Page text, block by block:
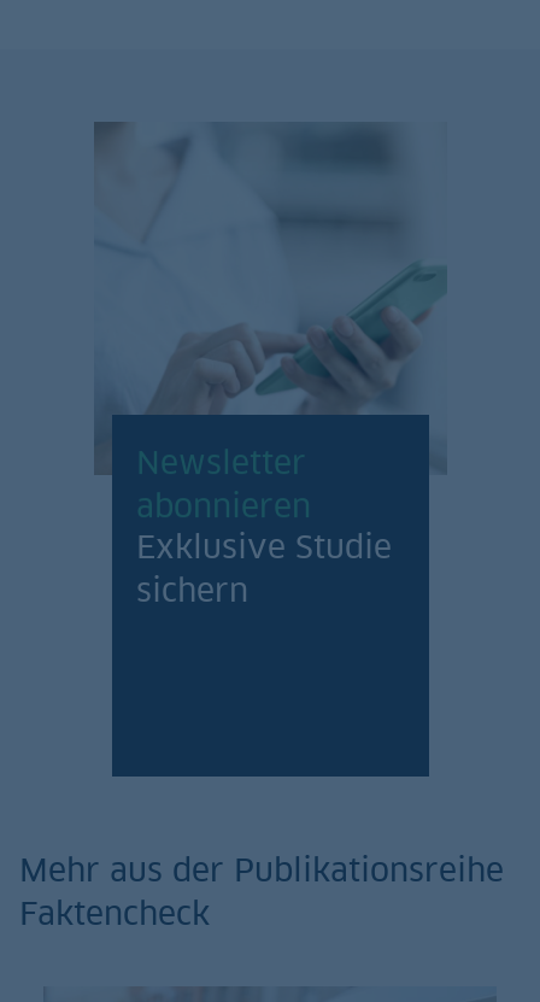
Newsletter
abonnieren
Exklusive Studie
sichern
Mehr aus der Publikationsreihe
Faktencheck